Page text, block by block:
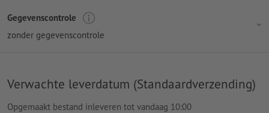
Gegevenscontrole
zonder gegevenscontrole
Verwachte leverdatum (Standaardverzending)
Opgemaakt bestand inleveren tot vandaag 10:00